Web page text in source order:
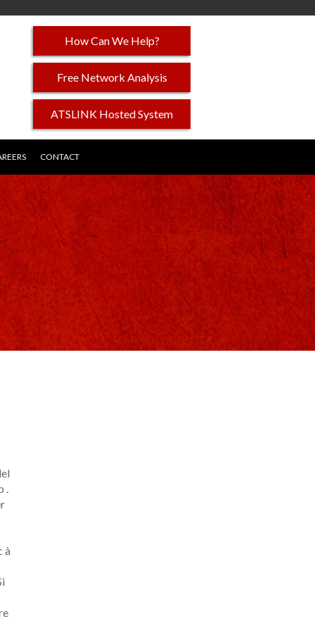
How Can We Help?
Free Network Analysis
ATSLINK Hosted System
CONTACT
.
à